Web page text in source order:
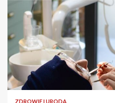
ZDROWIE I URODA